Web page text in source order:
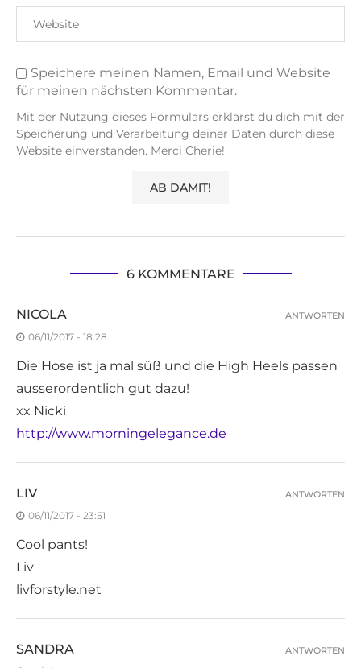
Speichere meinen Namen, Email und Website
für meinen nächsten Kommentar.
Mit der Nutzung dieses Formulars erklärst du dich mit der
Speicherung und Verarbeitung deiner Daten durch diese
Website einverstanden. Merci Cherie!
6 KOMMENTARE
NICOLA
06/11/2017 - 18:28
Die Hose ist ja mal süß und die High Heels passen
ausserordentlich gut dazu!
xx Nicki
http://www.morningelegance.de
ANTWORTEN
LIV
06/11/2017 - 23:51
Cool pants!
Liv
livforstyle.net
ANTWORTEN
SANDRA ANTWORTEN